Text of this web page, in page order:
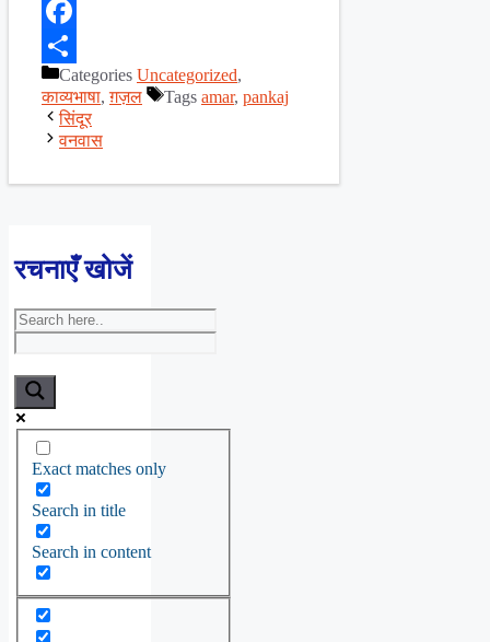
X
Facebook
ShareCategories Uncategorized,
काव्यभाषा,ग़ज़ल Tags amar, pankaj
सिंदूर
वनवास
रचनाएँ खोजें
Exact matches only
Search in title
Search in content